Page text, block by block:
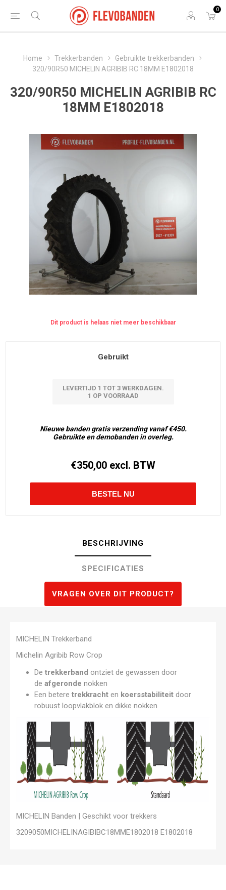
0
Home Trekkerbanden
Gebruikte trekkerbanden
320/90R50 MICHELIN AGRIBIB RC 18MM E1802018
320/90R50 MICHELIN AGRIBIB RC
18MM E1802018
Dit product is helaas niet meer beschikbaar
Gebruikt
LEVERTIJD 1 TOT 3 WERKDAGEN.
1 OP VOORRAAD
Nieuwe banden gratis verzending vanaf €450.
Gebruikte en demobanden in overleg.
€350,00 excl. BTW
BESCHRIJVING
SPECIFICATIES
VRAGEN OVER DIT PRODUCT?
MICHELIN Trekkerband
Michelin Agribib Row Crop
Detrekkerband ontziet de gewassen door
deafgeronde nokken
Een beteretrekkracht en koersstabiliteit door
robuust loopvlakblok en dikke nokken
MICHELIN Banden | Geschikt voor trekkers
3209050MICHELINAGIBIBC18MME1802018 E1802018